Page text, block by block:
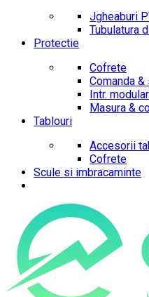
Jgheaburi
Tubulatura
Protectie
Cofrete
Comanda &
Intr.
Masura &
Tablouri
Accesorii
Cofrete
Scule si imbracaminte